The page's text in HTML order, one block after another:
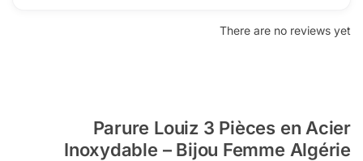
There are no reviews yet
Parure Louiz 3 Pièces en Acier
Inoxydable – Bijou Femme Algérie